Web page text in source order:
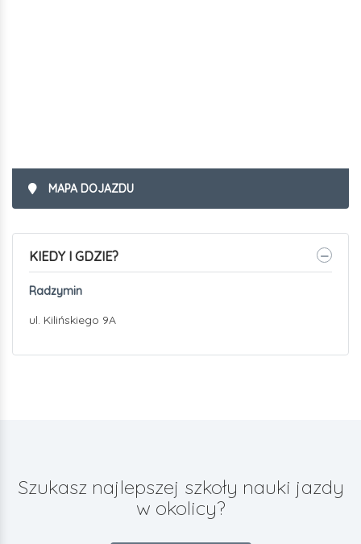
MAPA DOJAZDU
KIEDY I GDZIE?
Radzymin
ul. Kilińskiego 9A
Szukasz najlepszej szkoły nauki jazdy
w okolicy?